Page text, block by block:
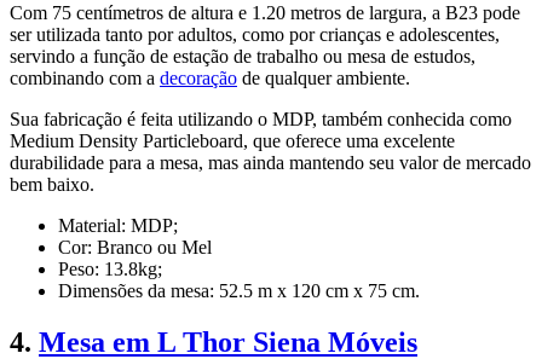
Com 75 centímetros de altura e 1.20 metros de largura, a B23 pode
ser utilizada tanto por adultos, como por crianças e adolescentes,
servindo a função de estação de trabalho ou mesa de estudos,
combinando com a decoração de qualquer ambiente.
Sua fabricação é feita utilizando o MDP, também conhecida como
Medium Density Particleboard, que oferece uma excelente
durabilidade para a mesa, mas ainda mantendo seu valor de mercado
bem baixo.
Material: MDP;
Cor: Branco ou Mel
Peso: 13.8kg;
Dimensões da mesa: 52.5 m x 120 cm x 75 cm.
4. Mesa em L Thor Siena Móveis